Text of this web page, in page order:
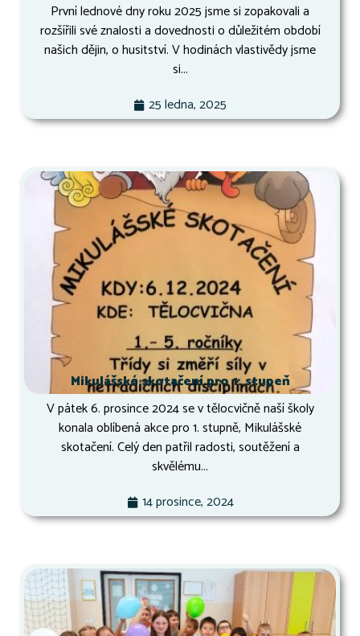
První lednové dny roku 2025 jsme si zopakovali a
rozšířili své znalosti a dovednosti o důležitém období
našich dějin, o husitství. V hodinách vlastivědy jsme
si...
25 ledna, 2025
Mikulášské skotačení pro 1. stupeň
V pátek 6. prosince 2024 se v tělocvičně naší školy
konala oblíbená akce pro 1. stupně, Mikulášské
skotačení. Celý den patřil radosti, soutěžení a
skvělému...
14 prosince, 2024